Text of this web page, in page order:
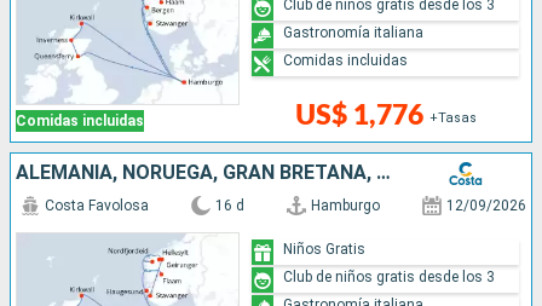
Comidas incluidas US$ 1,776 +Tasas
Club de niños gratis desde los 3
Gastronomía italiana
Comidas incluidas
ALEMANIA, NORUEGA, GRAN BRETAÑA, ESCOCIA
Costa Favolosa 16 d Hamburgo 12/09/2026
Niños Gratis
Club de niños gratis desde los 3